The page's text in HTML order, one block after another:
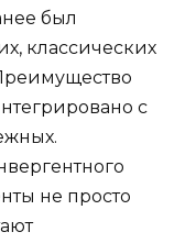
был
классических
с
не просто